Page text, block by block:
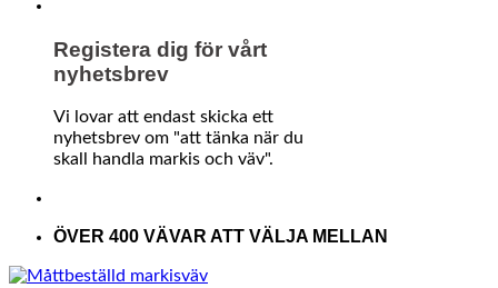
Registera dig för vårt
nyhetsbrev
Vi lovar att endast skicka ett
nyhetsbrev om "att tänka när du
skall handla markis och väv".
ÖVER 400 VÄVAR ATT VÄLJA MELLAN